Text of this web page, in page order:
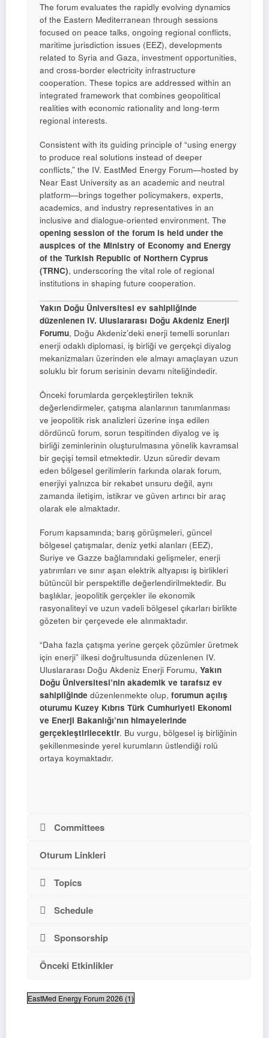
The forum evaluates the rapidly evolving dynamics
of the Eastern Mediterranean through sessions
focused on peace talks, ongoing regional conflicts,
maritime jurisdiction issues (EEZ), developments
related to Syria and Gaza, investment opportunities,
and cross-border electricity infrastructure
cooperation. These topics are addressed within an
integrated framework that combines geopolitical
realities with economic rationality and long-term
regional interests.
Consistent with its guiding principle of “using energy
to produce real solutions instead of deeper
conflicts,” the IV. EastMed Energy Forum—hosted by
Near East University as an academic and neutral
platform—brings together policymakers, experts,
academics, and industry representatives in an
inclusive and dialogue-oriented environment. The
opening session of the forum is held under the
auspices of the Ministry of Economy and Energy
of the Turkish Republic of Northern Cyprus
(TRNC), underscoring the vital role of regional
institutions in shaping future cooperation.
Yakın Doğu Üniversitesi ev sahipliğinde
düzenlenen IV. Uluslararası Doğu Akdeniz Enerji
Forumu, Doğu Akdeniz’deki enerji temelli sorunları
enerji odaklı diplomasi, iş birliği ve gerçekçi diyalog
mekanizmaları üzerinden ele almayı amaçlayan uzun
soluklu bir forum serisinin devamı niteliğindedir.
Önceki forumlarda gerçekleştirilen teknik
değerlendirmeler, çatışma alanlarının tanımlanması
ve jeopolitik risk analizleri üzerine inşa edilen
dördüncü forum, sorun tespitinden diyalog ve iş
birliği zeminlerinin oluşturulmasına yönelik kavramsal
bir geçişi temsil etmektedir. Uzun süredir devam
eden bölgesel gerilimlerin farkında olarak forum,
enerjiyi yalnızca bir rekabet unsuru değil, aynı
zamanda iletişim, istikrar ve güven artırıcı bir araç
olarak ele almaktadır.
Forum kapsamında; barış görüşmeleri, güncel
bölgesel çatışmalar, deniz yetki alanları (EEZ),
Suriye ve Gazze bağlamındaki gelişmeler, enerji
yatırımları ve sınır aşan elektrik altyapısı iş birlikleri
bütüncül bir perspektifle değerlendirilmektedir. Bu
başlıklar, jeopolitik gerçekler ile ekonomik
rasyonaliteyi ve uzun vadeli bölgesel çıkarları birlikte
gözeten bir çerçevede ele alınmaktadır.
“Daha fazla çatışma yerine gerçek çözümler üretmek
için enerji” ilkesi doğrultusunda düzenlenen IV.
Uluslararası Doğu Akdeniz Enerji Forumu, Yakın
Doğu Üniversitesi’nin akademik ve tarafsız ev
sahipliğinde düzenlenmekte olup, forumun açılış
oturumu Kuzey Kıbrıs Türk Cumhuriyeti Ekonomi
ve Enerji Bakanlığı’nın himayelerinde
gerçekleştirilecektir. Bu vurgu, bölgesel iş birliğinin
şekillenmesinde yerel kurumların üstlendiği rolü
ortaya koymaktadır.
Committees
Oturum Linkleri
Topics
Schedule
Sponsorship
Önceki Etkinlikler
EastMed Energy Forum 2026 (1)